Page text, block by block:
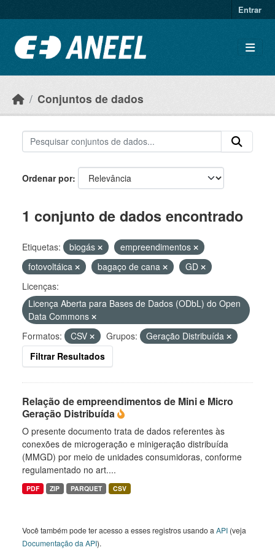
Entrar
Conjuntos de dados
Ordenar por
1 conjunto de dados encontrado
Etiquetas: biogás
empreendimentos
fotovoltáica
bagaço de cana
GD
Licenças:
Licença Aberta para Bases de Dados (ODbL) do Open
Data Commons
Formatos:
CSV Grupos:
Geração Distribuída
Filtrar Resultados
Relação de empreendimentos de Mini e Micro
Geração Distribuída
O presente documento trata de dados referentes às
conexões de microgeração e minigeração distribuída
(MMGD) por meio de unidades consumidoras, conforme
regulamentado no art....
PDF ZIP PARQUET CSV
Você também pode ter acesso a esses registros usando a API (veja
Documentação da API).